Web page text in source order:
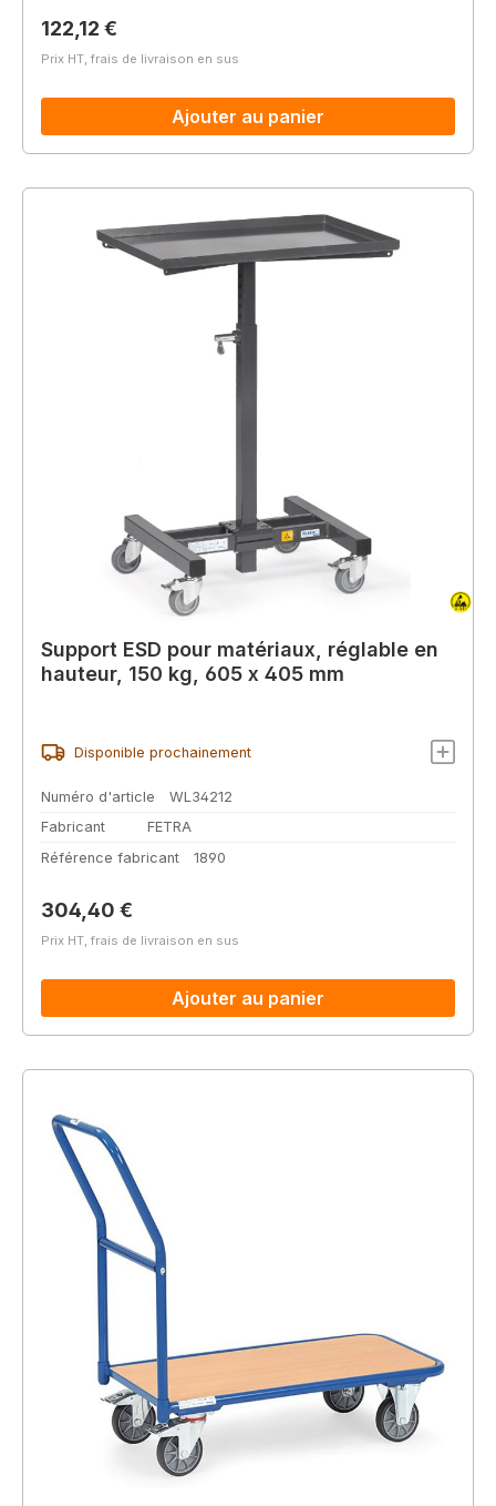
Prix régulier :
122,12 €
Prix HT, frais de livraison en sus
Ajouter au panier
Support ESD pour matériaux, réglable en
hauteur, 150 kg, 605 x 405 mm
Disponible prochainement
Numéro d'article
WL34212
Fabricant
FETRA
Référence fabricant
1890
Prix régulier :
304,40 €
Prix HT, frais de livraison en sus
Ajouter au panier